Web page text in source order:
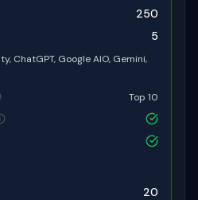
250
5
ChatGPT, Google AIO, Gemini,
Top 10
20